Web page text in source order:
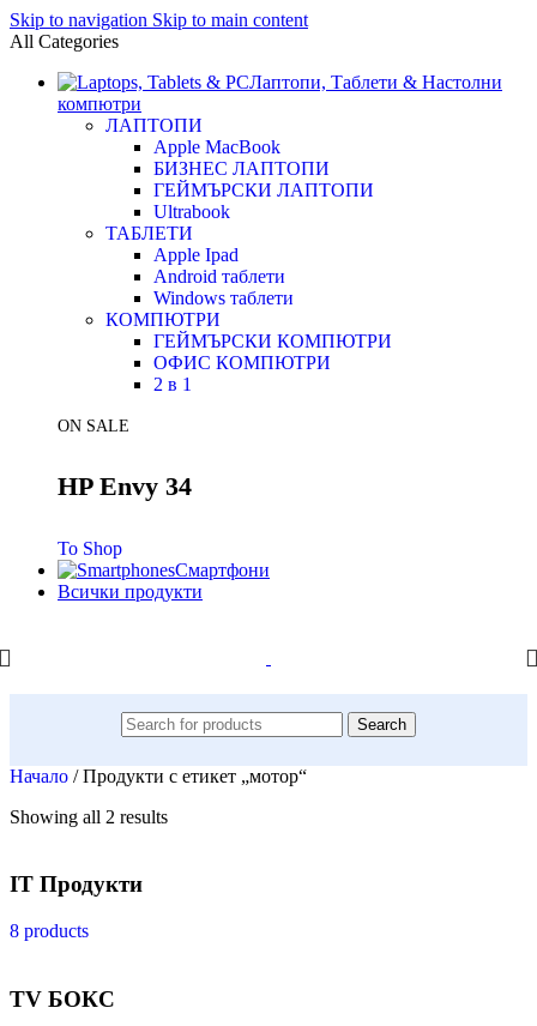
Skip to navigation Skip to main content
All Categories
Лаптопи, Таблети & Настолни
компютри
ЛАПТОПИ
Apple MacBook
БИЗНЕС ЛАПТОПИ
ГЕЙМЪРСКИ ЛАПТОПИ
Ultrabook
ТАБЛЕТИ
Apple Ipad
Android таблети
Windows таблети
КОМПЮТРИ
ГЕЙМЪРСКИ КОМПЮТРИ
ОФИС КОМПЮТРИ
2 в 1
ON SALE
HP Envy 34
To Shop
Смартфони
Всички продукти
Search
Начало / Продукти с етикет „мотор“
Showing all 2 results
IT Продукти
8 products
TV БОКС